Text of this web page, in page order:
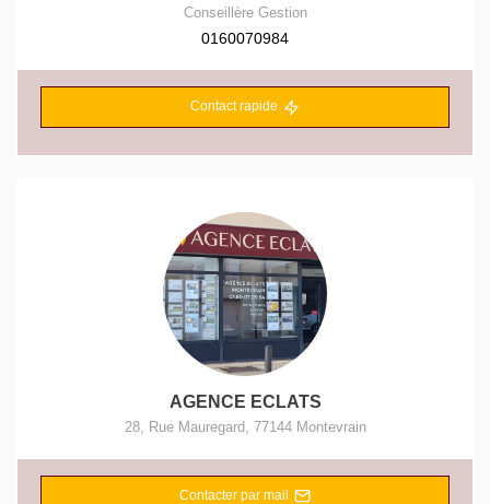
Conseillère Gestion
0160070984
Contact rapide
AGENCE ECLATS
28, Rue Mauregard 77144 Montevrain
Contacter par mail